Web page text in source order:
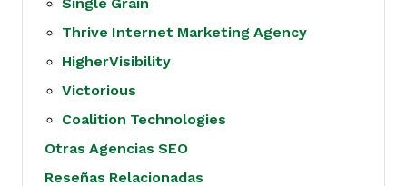
Single Grain
Thrive Internet Marketing Agency
HigherVisibility
Victorious
Coalition Technologies
Otras Agencias SEO
Reseñas Relacionadas